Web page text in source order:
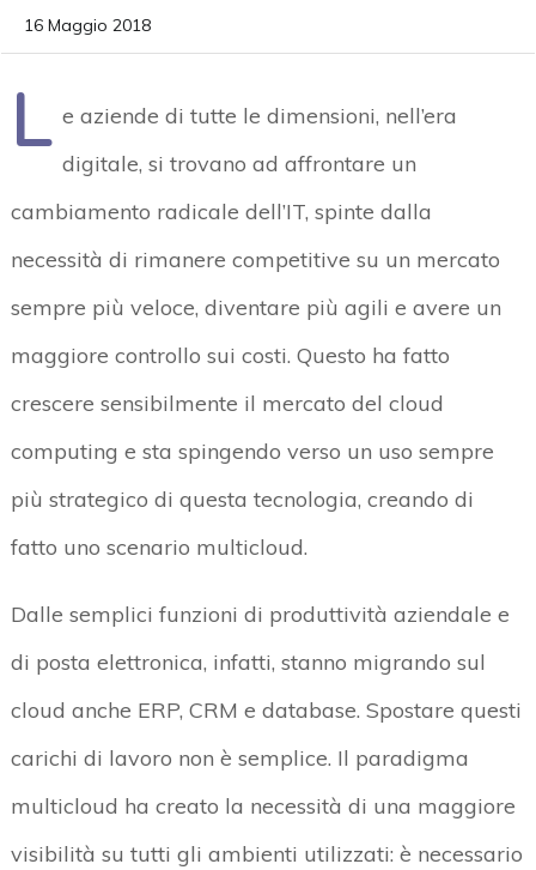
16 Maggio 2018
L e aziende di tutte le dimensioni, nell’era
digitale, si trovano ad affrontare un
cambiamento radicale dell’IT, spinte dalla
necessità di rimanere competitive su un mercato
sempre più veloce, diventare più agili e avere un
maggiore controllo sui costi. Questo ha fatto
crescere sensibilmente il mercato del cloud
computing e sta spingendo verso un uso sempre
più strategico di questa tecnologia, creando di
fatto uno scenario multicloud.
Dalle semplici funzioni di produttività aziendale e
di posta elettronica, infatti, stanno migrando sul
cloud anche ERP, CRM e database. Spostare questi
carichi di lavoro non è semplice. Il paradigma
multicloud ha creato la necessità di una maggiore
visibilità su tutti gli ambienti utilizzati: è necessario